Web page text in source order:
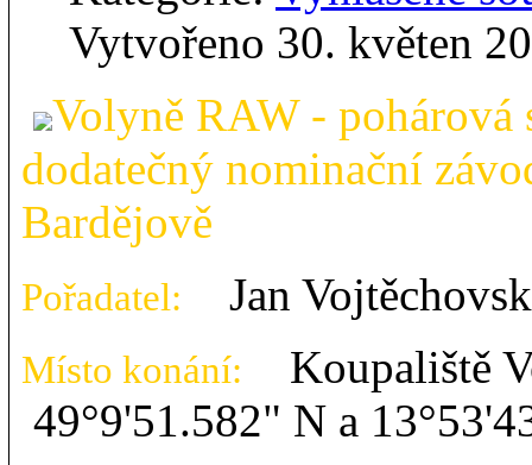
Vytvořeno 30. květen
Volyně RAW - pohárová
dodatečný nominační
Bardějově
Pořadatel: Jan
Místo konání:
Koupaliště
49°9'51.582" N a